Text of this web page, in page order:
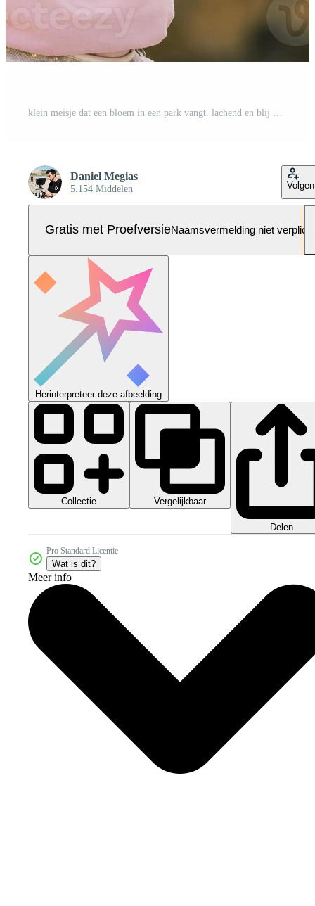
Daniel Megias
5.154 Middelen Volgen
Gratis met ProefversieNaamsvermelding niet verplicht
Herinterpreteer deze afbeelding
Collectie Vergelijkbaar
Delen
Pro Standard Licentie
Wat is dit?
Meer info